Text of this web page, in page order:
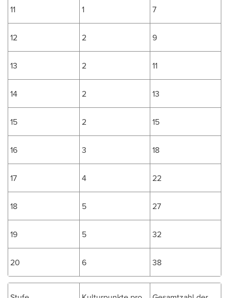
11 1 7
12 2 9
13 2 11
14 2 13
15 2 15
16 3 18
17 4 22
18 5 27
19 5 32
20 6 38